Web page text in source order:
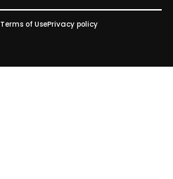
Terms of UsePrivacy policy